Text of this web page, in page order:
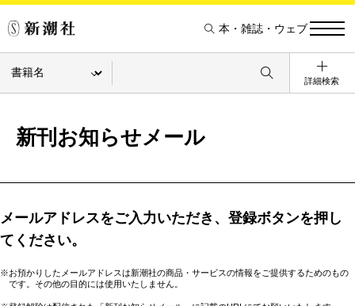
本・雑誌・ウェブ
詳細検索
新刊お知らせメール
メールアドレスをご入力いただき、登録ボタンを押し
てください。
※お預かりしたメールアドレスは新潮社の商品・サービスの情報をご提供するためのもの
です。その他の目的には使用いたしません。